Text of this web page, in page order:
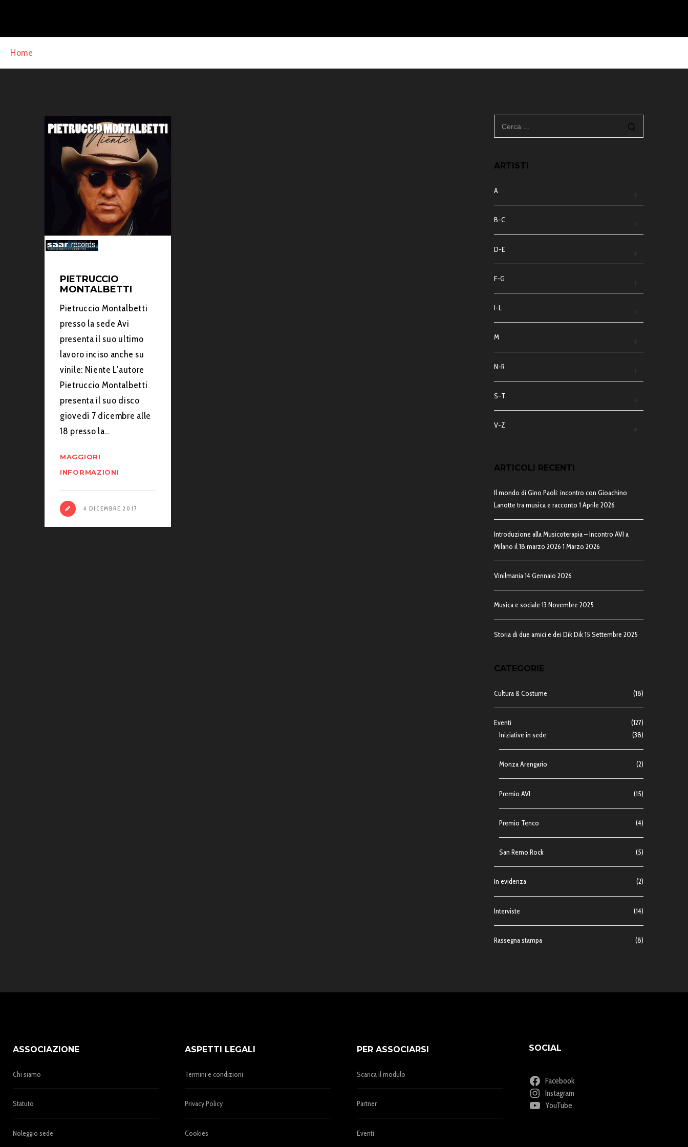
Home
PIETRUCCIO
MONTALBETTI
Pietruccio Montalbetti
presso la sede Avi
presenta il suo ultimo
lavoro inciso anche su
vinile: Niente L’autore
Pietruccio Montalbetti
presenta il suo disco
giovedì 7 dicembre alle
18 presso la…
MAGGIORI
INFORMAZIONI
4 DICEMBRE 2017
ARTISTI
A
B-C
D-E
F-G
I-L
M
N-R
S-T
V-Z
ARTICOLI RECENTI
Il mondo di Gino Paoli: incontro con Gioachino
Lanotte tra musica e racconto 1 Aprile 2026
Introduzione alla Musicoterapia – Incontro AVI a
Milano il 18 marzo 2026 1 Marzo 2026
Vinilmania14 Gennaio 2026
Musica e sociale 13 Novembre 2025
Storia di due amici e dei Dik Dik15 Settembre 2025
CATEGORIE
Cultura & Costume (18)
Eventi
(127)
Iniziative in sede
(38)
Monza Arengario (2)
Premio AVI (15)
Premio Tenco (4)
San Remo Rock (5)
In evidenza (2)
Interviste (14)
Rassegna stampa (8)
ASSOCIAZIONE
Chi siamo
Statuto
Noleggio sede
ASPETTI LEGALI
Termini e condizioni
Privacy Policy
Cookies
PER ASSOCIARSI
Scarica il modulo
Partner
Eventi
SOCIAL
Facebook
Instagram
YouTube